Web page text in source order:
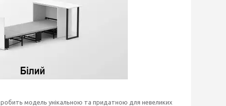
модель унікальною та придатною для невеликих